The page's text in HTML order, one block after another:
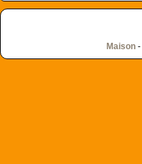
Maison-